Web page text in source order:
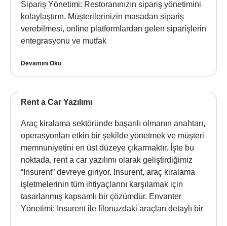
Sipariş Yönetimi: Restoranınızın sipariş yönetimini
kolaylaştırın. Müşterilerinizin masadan sipariş
verebilmesi, online platformlardan gelen siparişlerin
entegrasyonu ve mutfak
Devamını Oku
Rent a Car Yazılımı
Araç kiralama sektöründe başarılı olmanın anahtarı,
operasyonları etkin bir şekilde yönetmek ve müşteri
memnuniyetini en üst düzeye çıkarmaktır. İşte bu
noktada, rent a car yazılımı olarak geliştirdiğimiz
“Insurent” devreye giriyor. Insurent, araç kiralama
işletmelerinin tüm ihtiyaçlarını karşılamak için
tasarlanmış kapsamlı bir çözümdür. Envanter
Yönetimi: Insurent ile filonuzdaki araçları detaylı bir